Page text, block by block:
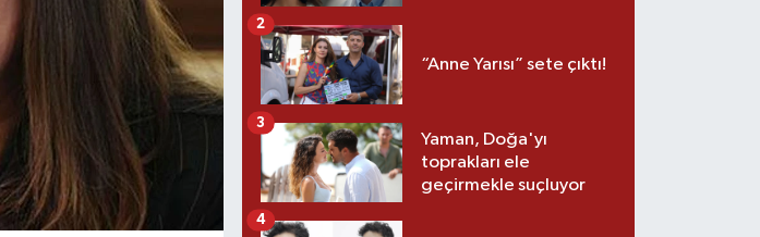
“Anne Yarısı” sete çıktı!
2
Yaman, Doğa'yı
toprakları ele
geçirmekle suçluyor
3
4